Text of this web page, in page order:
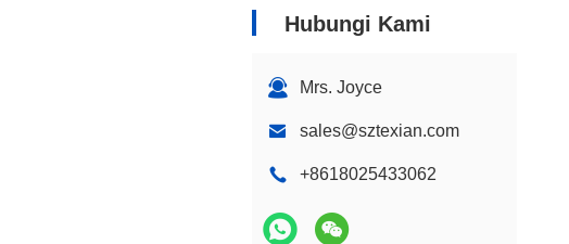
Tanda Digital Dua Sisi
Mesin Iklan yang Dipasang di
Hubungi Kami
Mrs. Joyce
sales@sztexian.com
+8618025433062